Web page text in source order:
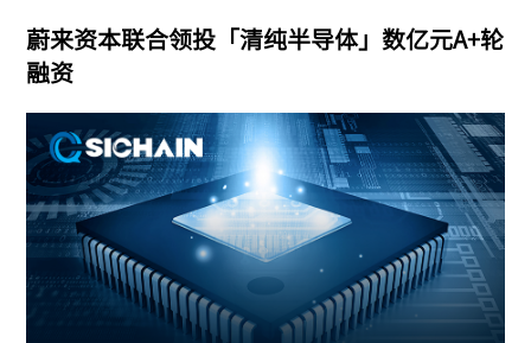
蔚来资本联合领投「清纯半导体」数亿元A+轮
融资